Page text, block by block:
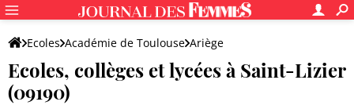
Ecoles Académie de Toulouse Ariège
Ecoles, collèges et lycées à Saint-Lizier
(09190)